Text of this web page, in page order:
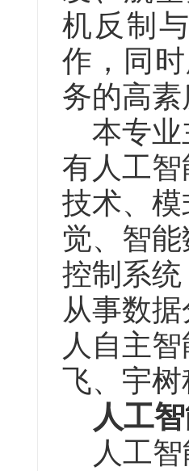
机反制
作，同
务的高
本专
有人工
技术、
觉、智
控制系
从事数
人自主
飞、宇
人工
人工